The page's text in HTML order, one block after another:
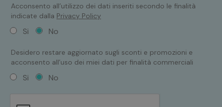
Acconsento all’utilizzo dei dati inseriti secondo le finalità
indicate dalla Privacy Policy
Si No
Desidero restare aggiornato sugli sconti e promozioni e
acconsento all’uso dei miei dati per finalità commerciali
Si No